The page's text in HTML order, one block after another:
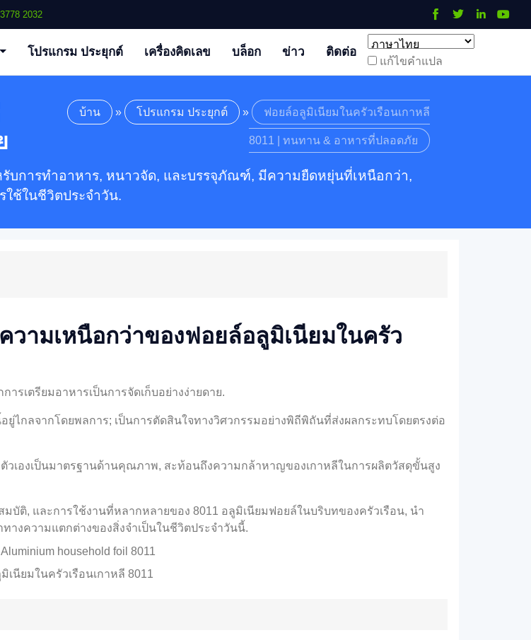
2032
โปรแกรม ประยุกต์ เครื่องคิดเลข บล็อก ข่าว ติดต่อ
แก้ไขคําแปล
บ้าน » โปรแกรม ประยุกต์ » ฟอยล์อลูมิเนียมในครัวเรือนเกาหลี
8011 | ทนทาน & อาหารที่ปลอดภัย
บการทำอาหาร, หนาวจัด, และบรรจุภัณฑ์, มีความยืดหยุ่นที่เหนือกว่า,
ช้ในชีวิตประจำวัน.
วามเหนือกว่าของฟอยล์อลูมิเนียมในครัว
รเตรียมอาหารเป็นการจัดเก็บอย่างง่ายดาย.
กลจากโดยพลการ; เป็นการตัดสินใจทางวิศวกรรมอย่างพิถีพิถันที่ส่งผลกระทบโดยตรงต่อ
วเองเป็นมาตรฐานด้านคุณภาพ, สะท้อนถึงความกล้าหาญของเกาหลีในการผลิตวัสดุขั้นสูง
, และการใช้งานที่หลากหลายของ 8011 อลูมิเนียมฟอยล์ในบริบทของครัวเรือน, นำ
างความแตกต่างของสิ่งจำเป็นในชีวิตประจำวันนี้.
เนียมในครัวเรือนเกาหลี 8011